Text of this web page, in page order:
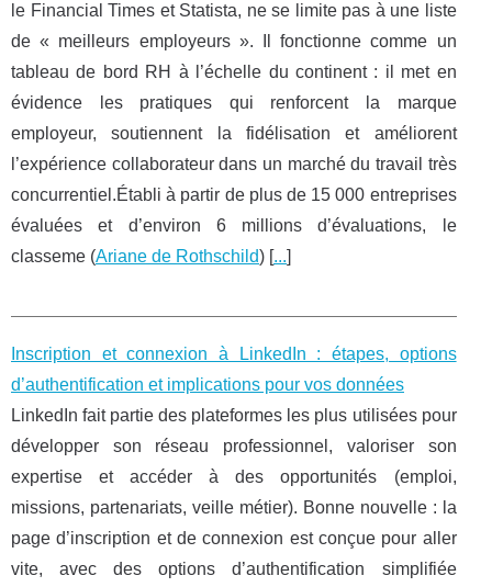
le Financial Times et Statista, ne se limite pas à une liste
de « meilleurs employeurs ». Il fonctionne comme un
tableau de bord RH à l’échelle du continent : il met en
évidence les pratiques qui renforcent la marque
employeur, soutiennent la fidélisation et améliorent
l’expérience collaborateur dans un marché du travail très
concurrentiel.Établi à partir de plus de 15 000 entreprises
évaluées et d’environ 6 millions d’évaluations, le
classeme (Ariane de Rothschild) [...]
Inscription et connexion à LinkedIn : étapes, options
d’authentification et implications pour vos données
LinkedIn fait partie des plateformes les plus utilisées pour
développer son réseau professionnel, valoriser son
expertise et accéder à des opportunités (emploi,
missions, partenariats, veille métier). Bonne nouvelle : la
page d’inscription et de connexion est conçue pour aller
vite, avec des options d’authentification simplifiée